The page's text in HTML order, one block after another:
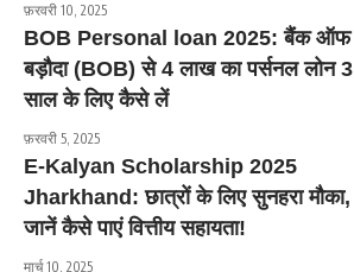
फ़रवरी 10, 2025
BOB Personal loan 2025: बैंक ऑफ
बड़ौदा (BOB) से 4 लाख का पर्सनल लोन 3
साल के लिए कैसे लें
फ़रवरी 5, 2025
E-Kalyan Scholarship 2025
Jharkhand: छात्रों के लिए सुनहरा मौका,
जानें कैसे पाएं वित्तीय सहायता!
मार्च 10, 2025